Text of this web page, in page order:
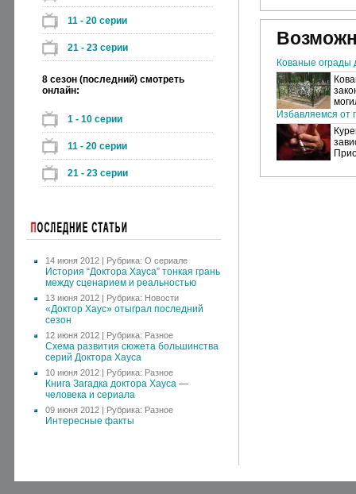
11 - 20 серии
21 - 23 серии
8 сезон (последний) смотреть
онлайн:
1 - 10 серии
11 - 20 серии
21 - 23 серии
14 июня 2012 | Рубрика: О сериале
История “Доктора Хауса” тонкая грань
между сценарием и реальностью
13 июня 2012 | Рубрика: Новости
«Доктор Хаус» отыграл последний
сезон
12 июня 2012 | Рубрика: Разное
Схема развития сюжета большинства
серий Доктора Хауса
10 июня 2012 | Рубрика: Разное
Книга Загадка доктора Хауса —
человека и сериала
09 июня 2012 | Рубрика: Разное
Интересные факты
Кованые ограды
Избавляемся от